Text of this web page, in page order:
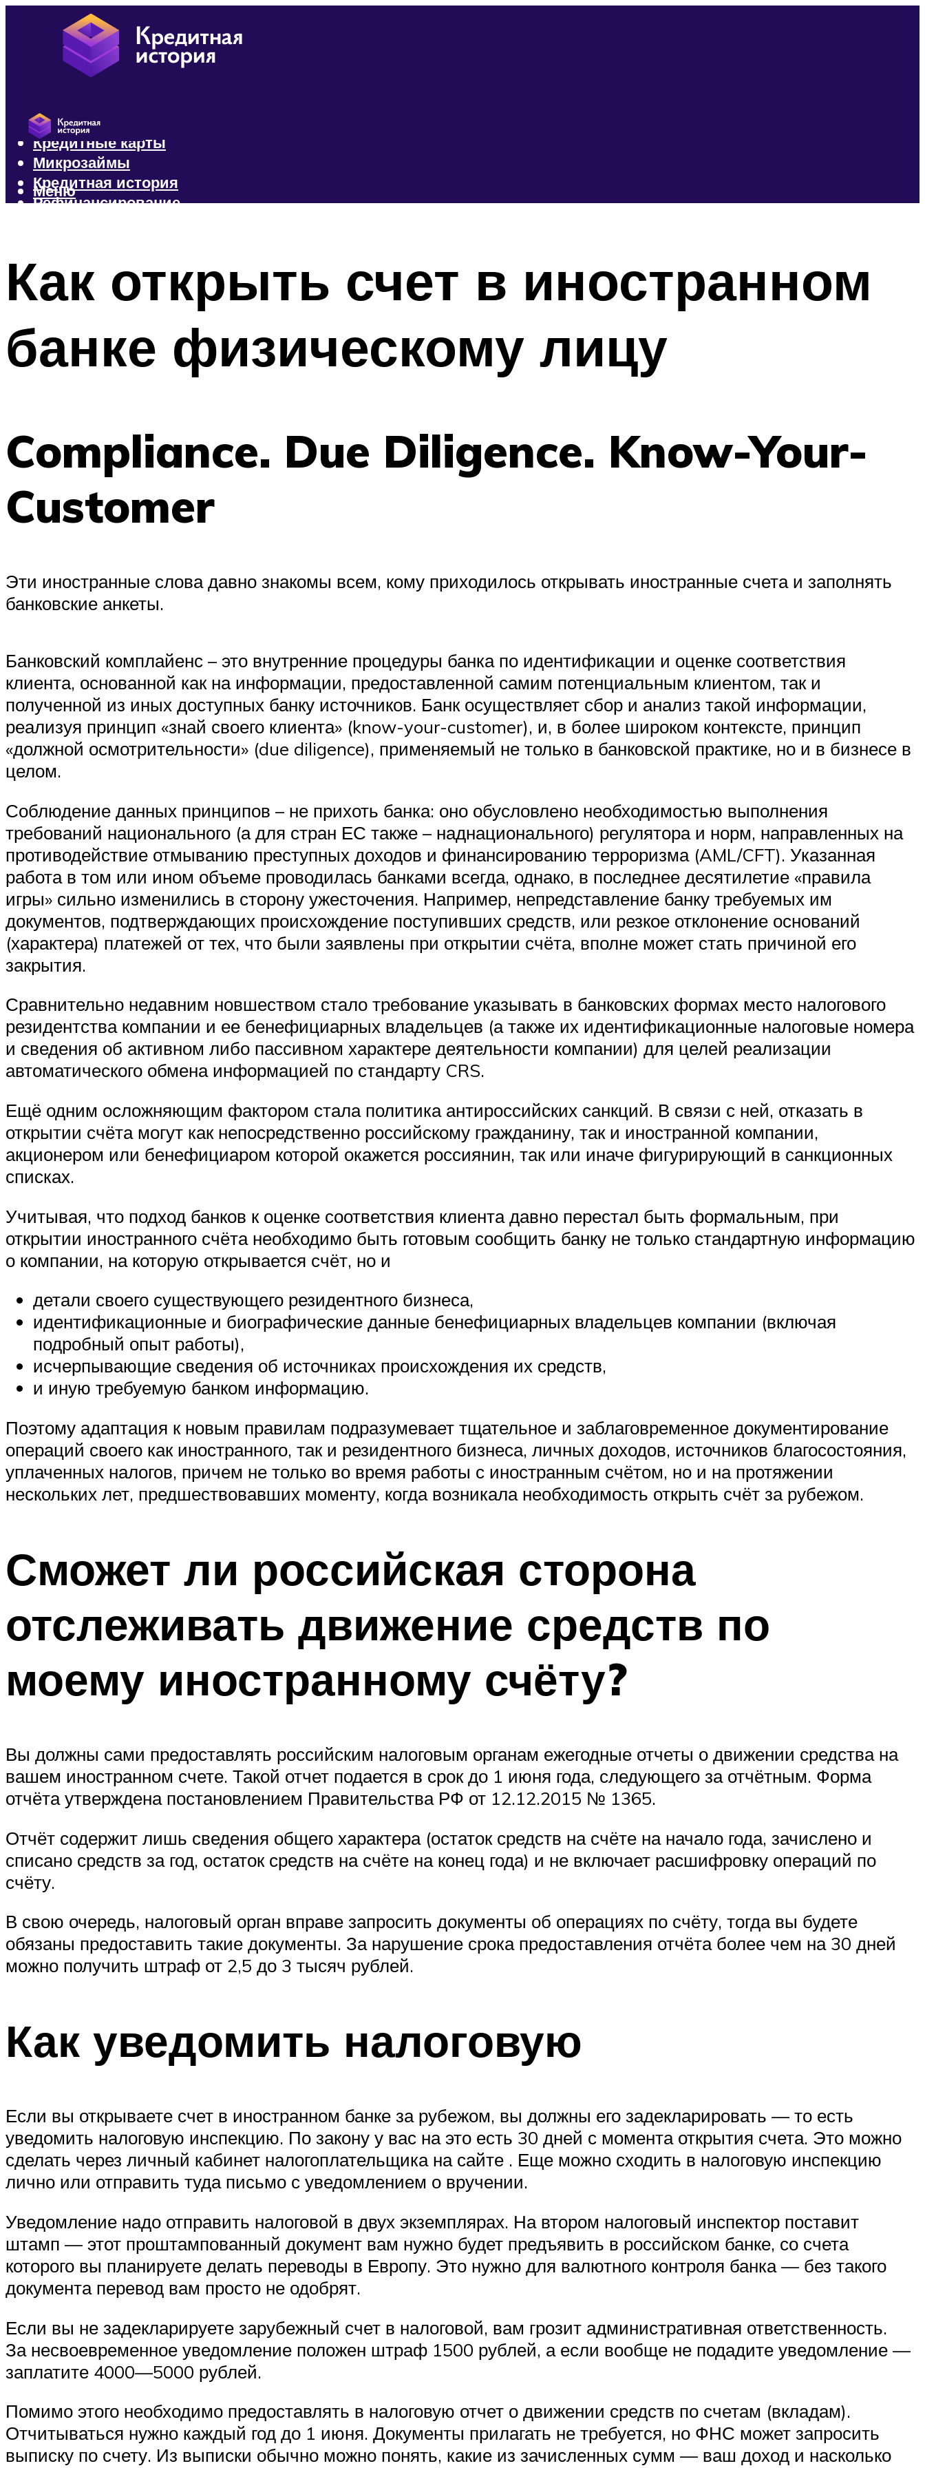
Кредиты
Кредитные карты
Микрозаймы
Кредитная история
Рефинансирование
Меню
Как открыть счет в иностранном
банке физическому лицу
Compliance. Due Diligence. Know-Your-
Customer
Эти иностранные слова давно знакомы всем, кому приходилось открывать иностранные счета и заполнять
банковские анкеты.
Банковский комплайенс – это внутренние процедуры банка по идентификации и оценке соответствия
клиента, основанной как на информации, предоставленной самим потенциальным клиентом, так и
полученной из иных доступных банку источников. Банк осуществляет сбор и анализ такой информации,
реализуя принцип «знай своего клиента» (know-your-customer), и, в более широком контексте, принцип
«должной осмотрительности» (due diligence), применяемый не только в банковской практике, но и в бизнесе в
целом.
Соблюдение данных принципов – не прихоть банка: оно обусловлено необходимостью выполнения
требований национального (а для стран ЕС также – наднационального) регулятора и норм, направленных на
противодействие отмыванию преступных доходов и финансированию терроризма (AML/CFT). Указанная
работа в том или ином объеме проводилась банками всегда, однако, в последнее десятилетие «правила
игры» сильно изменились в сторону ужесточения. Например, непредставление банку требуемых им
документов, подтверждающих происхождение поступивших средств, или резкое отклонение оснований
(характера) платежей от тех, что были заявлены при открытии счёта, вполне может стать причиной его
закрытия.
Сравнительно недавним новшеством стало требование указывать в банковских формах место налогового
резидентства компании и ее бенефициарных владельцев (а также их идентификационные налоговые номера
и сведения об активном либо пассивном характере деятельности компании) для целей реализации
автоматического обмена информацией по стандарту CRS.
Ещё одним осложняющим фактором стала политика антироссийских санкций. В связи с ней, отказать в
открытии счёта могут как непосредственно российскому гражданину, так и иностранной компании,
акционером или бенефициаром которой окажется россиянин, так или иначе фигурирующий в санкционных
списках.
Учитывая, что подход банков к оценке соответствия клиента давно перестал быть формальным, при
открытии иностранного счёта необходимо быть готовым сообщить банку не только стандартную информацию
о компании, на которую открывается счёт, но и
детали своего существующего резидентного бизнеса,
идентификационные и биографические данные бенефициарных владельцев компании (включая
подробный опыт работы),
исчерпывающие сведения об источниках происхождения их средств,
и иную требуемую банком информацию.
Поэтому адаптация к новым правилам подразумевает тщательное и заблаговременное документирование
операций своего как иностранного, так и резидентного бизнеса, личных доходов, источников благосостояния,
уплаченных налогов, причем не только во время работы с иностранным счётом, но и на протяжении
нескольких лет, предшествовавших моменту, когда возникала необходимость открыть счёт за рубежом.
Сможет ли российская сторона
отслеживать движение средств по
моему иностранному счёту?
Вы должны сами предоставлять российским налоговым органам ежегодные отчеты о движении средства на
вашем иностранном счете. Такой отчет подается в срок до 1 июня года, следующего за отчётным. Форма
отчёта утверждена постановлением Правительства РФ от 12.12.2015 № 1365.
Отчёт содержит лишь сведения общего характера (остаток средств на счёте на начало года, зачислено и
списано средств за год, остаток средств на счёте на конец года) и не включает расшифровку операций по
счёту.
В свою очередь, налоговый орган вправе запросить документы об операциях по счёту, тогда вы будете
обязаны предоставить такие документы. За нарушение срока предоставления отчёта более чем на 30 дней
можно получить штраф от 2,5 до 3 тысяч рублей.
Как уведомить налоговую
Если вы открываете счет в иностранном банке за рубежом, вы должны его задекларировать — то есть
уведомить налоговую инспекцию. По закону у вас на это есть 30 дней с момента открытия счета. Это можно
сделать через личный кабинет налогоплательщика на сайте . Еще можно сходить в налоговую инспекцию
лично или отправить туда письмо с уведомлением о вручении.
Уведомление надо отправить налоговой в двух экземплярах. На втором налоговый инспектор поставит
штамп — этот проштампованный документ вам нужно будет предъявить в российском банке, со счета
которого вы планируете делать переводы в Европу. Это нужно для валютного контроля банка — без такого
документа перевод вам просто не одобрят.
Если вы не задекларируете зарубежный счет в налоговой, вам грозит административная ответственность.
За несвоевременное уведомление положен штраф 1500 рублей, а если вообще не подадите уведомление —
заплатите 4000—5000 рублей.
Помимо этого необходимо предоставлять в налоговую отчет о движении средств по счетам (вкладам).
Отчитываться нужно каждый год до 1 июня. Документы прилагать не требуется, но ФНС может запросить
выписку по счету. Из выписки обычно можно понять, какие из зачисленных сумм — ваш доход и насколько